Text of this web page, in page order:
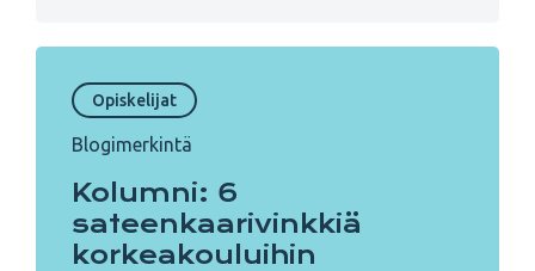
Opiskelijat
Blogimerkintä
Kolumni: 6
sateenkaarivinkkiä
korkeakouluihin